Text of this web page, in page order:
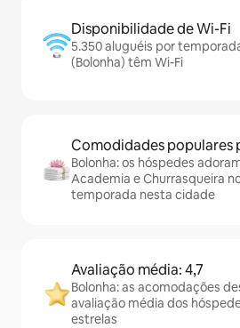
Disponibilidade de Wi-Fi
5.350 aluguéis por
(Bolonha) têm Wi-Fi
Comodidades populares
Bolonha: os hóspedes
Academia e Churrasqueira
temporada nesta cidade
Avaliação média: 4,7
Bolonha: as acomodações
avaliação média dos
estrelas